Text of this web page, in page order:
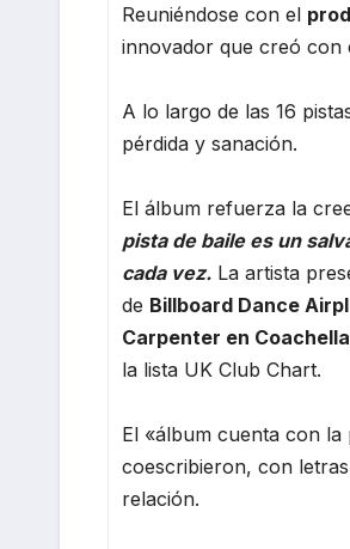
Reuniéndose con el
innovador que creó con
A lo largo de las 16
pérdida y sanación.
El álbum refuerza la
pista de baile es un
cada vez. La artista
de Billboard Dance
Carpenter en Coachella
la lista UK Club Chart.
El «álbum cuenta con
coescribieron, con
relación.